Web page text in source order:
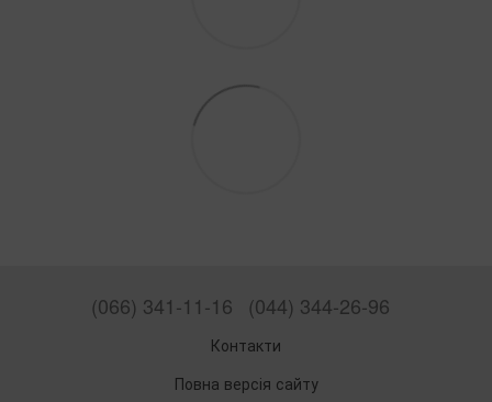
(066) 341-11-16 (044) 344-26-96
Контакти
Повна версія сайту